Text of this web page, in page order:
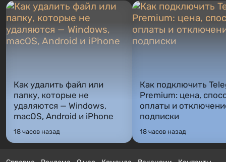
Как удалить файл или
папку, которые не
удаляются — Windows,
macOS, Android и iPhone
18 часов назад
Как подключить
Premium: цена,
оплаты и
подписки
18 часов назад